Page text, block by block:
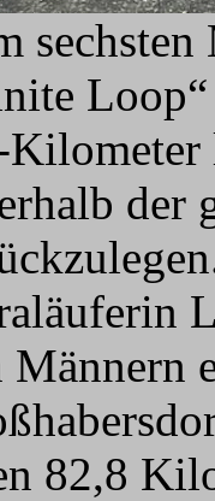
Loop“
der
Männern
82,8